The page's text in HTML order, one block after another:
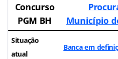
Concurso
PGM BH
Município
Situação
atual
Banca em